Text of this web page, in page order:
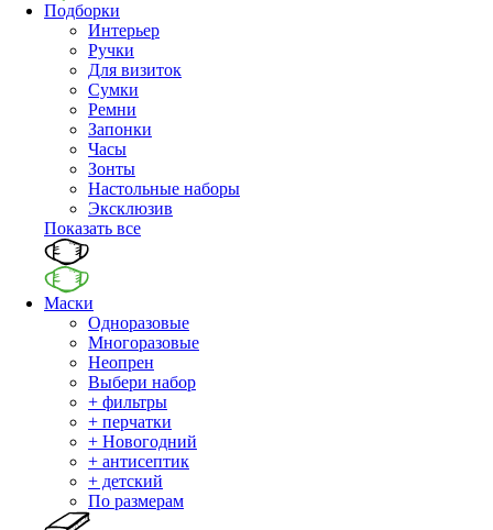
Подборки
Интерьер
Ручки
Для визиток
Сумки
Ремни
Запонки
Часы
Зонты
Настольные наборы
Эксклюзив
Показать все
Маски
Одноразовые
Многоразовые
Неопрен
Выбери набор
+ фильтры
+ перчатки
+ Новогодний
+ антисептик
+ детский
По размерам